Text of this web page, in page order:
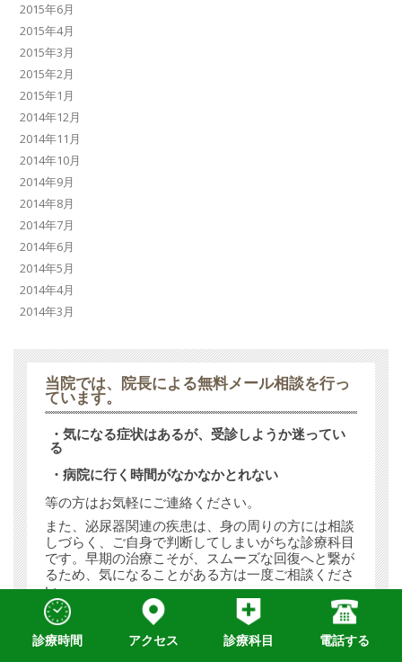
2015年6月
2015年4月
2015年3月
2015年2月
2015年1月
2014年12月
2014年11月
2014年10月
2014年9月
2014年8月
2014年7月
2014年6月
2014年5月
2014年4月
2014年3月
当院では、 院長による無料メール相談を行っ
ています。
・気になる症状はあるが、受診しようか迷ってい
る
・病院に行く時間がなかなかとれない
等の方はお気軽にご連絡ください。
また、泌尿器関連の疾患は、身の周りの方には相談
しづらく、ご自身で判断してしまいがちな診療科目
です。早期の治療こそが、スムーズな回復へと繋が
るため、気になることがある方は一度ご相談くださ
い。
院長直通無料メール相談
診療時間 アクセス 診療科目 電話する